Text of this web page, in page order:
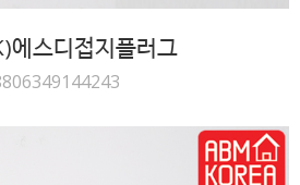
에스디접지플러그